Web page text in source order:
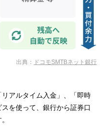
出典： ドコモSMTBネット銀行
アルタイム入金」、「即時
を使って、銀行から証券口